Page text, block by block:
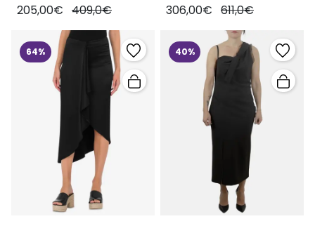
205,00€ 409,0€ 306,00€ 611,0€
64% 40%